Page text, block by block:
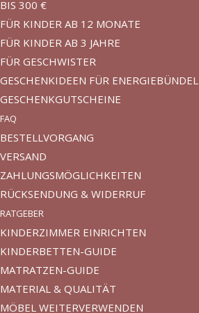
BIS 300 €
FÜR KINDER AB 12 MONATE
FÜR KINDER AB 3 JAHRE
FÜR GESCHWISTER
GESCHENKIDEEN FÜR ENERGIEBÜNDEL
GESCHENKGUTSCHEINE
FAQ
BESTELLVORGANG
VERSAND
ZAHLUNGSMÖGLICHKEITEN
RÜCKSENDUNG & WIDERRUF
RATGEBER
KINDERZIMMER EINRICHTEN
KINDERBETTEN-GUIDE
MATRATZEN-GUIDE
MATERIAL & QUALITÄT
MÖBEL WEITERVERWENDEN